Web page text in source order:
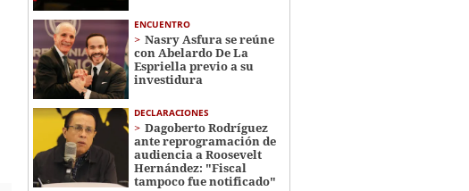
ENCUENTRO
Nasry Asfura se reúne
con Abelardo De La
Espriella previo a su
investidura
DECLARACIONES
Dagoberto Rodríguez
ante reprogramación de
audiencia a Roosevelt
Hernández: "Fiscal
tampoco fue notificado"